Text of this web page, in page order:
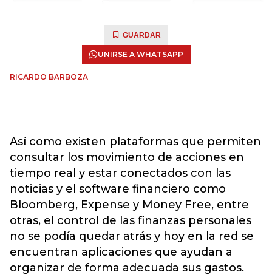
GUARDAR
UNIRSE A WHATSAPP
RICARDO BARBOZA
Así como existen plataformas que permiten
consultar los movimiento de acciones en
tiempo real y estar conectados con las
noticias y el software financiero como
Bloomberg, Expense y Money Free, entre
otras, el control de las finanzas personales
no se podía quedar atrás y hoy en la red se
encuentran aplicaciones que ayudan a
organizar de forma adecuada sus gastos.